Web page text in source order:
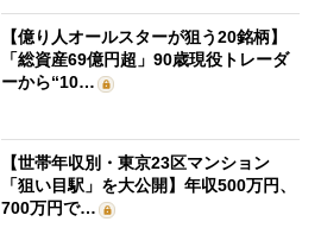
【億り人オールスターが狙う20銘柄】
「総資産69億円超」90歳現役トレーダ
ーから“10…
【世帯年収別・東京23区マンション
「狙い目駅」を大公開】年収500万円、
700万円で…